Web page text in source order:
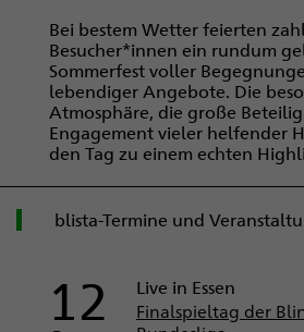
Bei bestem Wetter feierten
Besucher*innen ein rundum
Sommerfest voller
lebendiger Angebote. Die
Atmosphäre, die große
Engagement vieler helfender
den Tag zu einem echten
blista-Termine und
12
Live in Essen
Finalspieltag der